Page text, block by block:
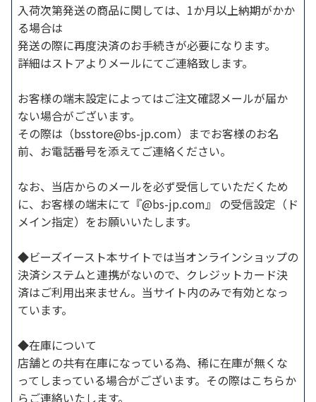
入荷次第発送の商品に関しては、1か月以上納期がかか
る場合は
発送の際に再度決済のお手続きが必要になります。
詳細はストアよりメールにてご連絡致します。
お客様の端末設定によってはご注文確認メールが届か
ない場合がございます。
その際は（bsstore@bs-jp.com）までお客様のお名
前、お電話番号を添えてご連絡ください。
なお、当店からのメールを必ず受信していただくため
に、お客様の端末にて『@bs-jp.com』 の受信設定（ド
メイン指定）をお願いいたします。
◆ビーズイースト本サイトでは当オンラインショップの
決済システムと連携がないので、クレジットカード決
済はご利用出来ません。当サイト内のみで有効となっ
ています。
◆在庫について
店舗との共有在庫になっている為、稀に在庫が無くな
ってしまっている場合がございます。その際はこちらか
らご連絡いたします。